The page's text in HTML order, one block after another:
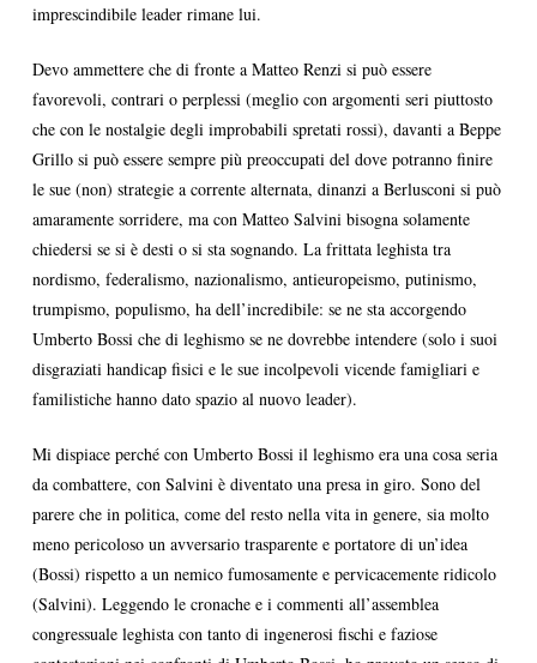
imprescindibile leader rimane lui.
Devo ammettere che di fronte a Matteo Renzi si può essere
favorevoli, contrari o perplessi (meglio con argomenti seri piuttosto
che con le nostalgie degli improbabili spretati rossi), davanti a Beppe
Grillo si può essere sempre più preoccupati del dove potranno finire
le sue (non) strategie a corrente alternata, dinanzi a Berlusconi si può
amaramente sorridere, ma con Matteo Salvini bisogna solamente
chiedersi se si è desti o si sta sognando. La frittata leghista tra
nordismo, federalismo, nazionalismo, antieuropeismo, putinismo,
trumpismo, populismo, ha dell’incredibile: se ne sta accorgendo
Umberto Bossi che di leghismo se ne dovrebbe intendere (solo i suoi
disgraziati handicap fisici e le sue incolpevoli vicende famigliari e
familistiche hanno dato spazio al nuovo leader).
Mi dispiace perché con Umberto Bossi il leghismo era una cosa seria
da combattere, con Salvini è diventato una presa in giro. Sono del
parere che in politica, come del resto nella vita in genere, sia molto
meno pericoloso un avversario trasparente e portatore di un’idea
(Bossi) rispetto a un nemico fumosamente e pervicacemente ridicolo
(Salvini). Leggendo le cronache e i commenti all’assemblea
congressuale leghista con tanto di ingenerosi fischi e faziose